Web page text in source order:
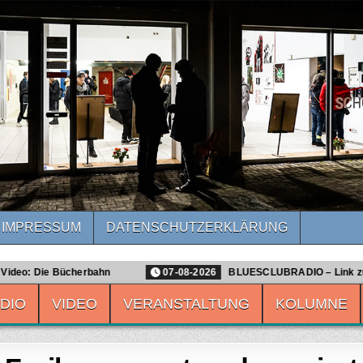
IMPRESSUM DATENSCHUTZ­ERKLÄRUNG
07-08-2026 BLUESCLUBRADIO – Link zur 457. Sendung
VIDEO VERANSTALTUNG KOLUMNE